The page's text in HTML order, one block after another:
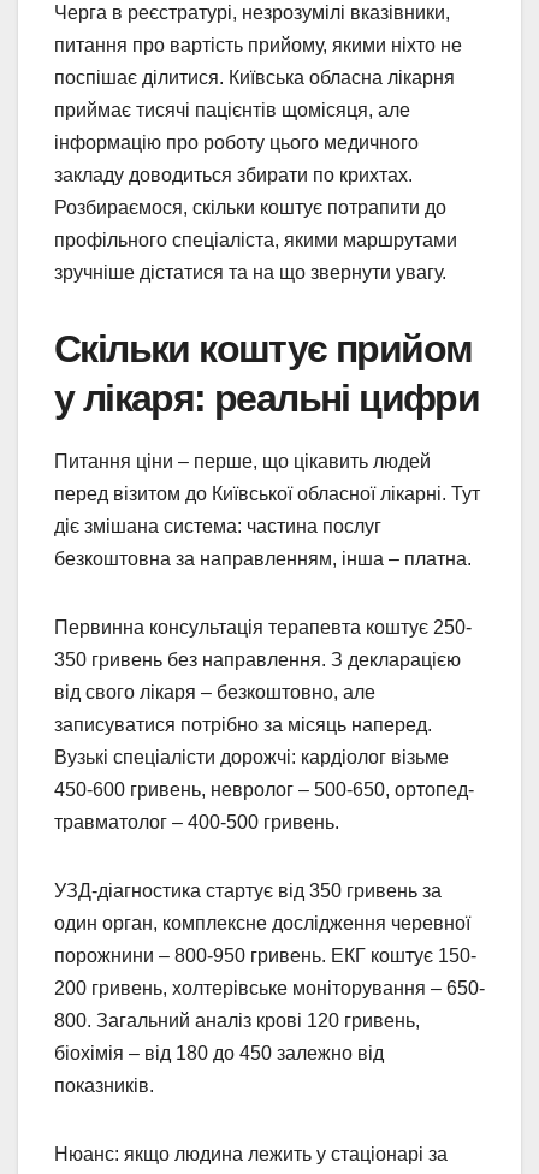
Черга в реєстратурі, незрозумілі вказівники,
питання про вартість прийому, якими ніхто не
поспішає ділитися. Київська обласна лікарня
приймає тисячі пацієнтів щомісяця, але
інформацію про роботу цього медичного
закладу доводиться збирати по крихтах.
Розбираємося, скільки коштує потрапити до
профільного спеціаліста, якими маршрутами
зручніше дістатися та на що звернути увагу.
Скільки коштує прийом
у лікаря: реальні цифри
Питання ціни – перше, що цікавить людей
перед візитом до Київської обласної лікарні. Тут
діє змішана система: частина послуг
безкоштовна за направленням, інша – платна.
Первинна консультація терапевта коштує 250-
350 гривень без направлення. З декларацією
від свого лікаря – безкоштовно, але
записуватися потрібно за місяць наперед.
Вузькі спеціалісти дорожчі: кардіолог візьме
450-600 гривень, невролог – 500-650, ортопед-
травматолог – 400-500 гривень.
УЗД-діагностика стартує від 350 гривень за
один орган, комплексне дослідження черевної
порожнини – 800-950 гривень. ЕКГ коштує 150-
200 гривень, холтерівське моніторування – 650-
800. Загальний аналіз крові 120 гривень,
біохімія – від 180 до 450 залежно від
показників.
Нюанс: якщо людина лежить у стаціонарі за